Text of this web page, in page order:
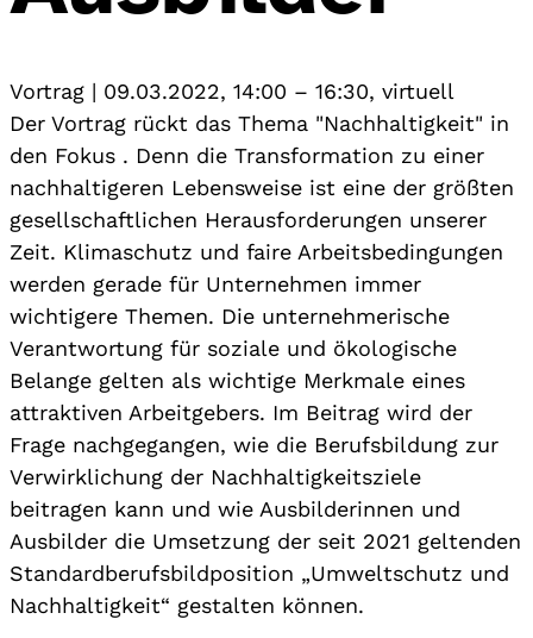
Vortrag | 09.03.2022, 14:00 – 16:30, virtuell
Der Vortrag rückt das Thema "Nachhaltigkeit" in
den Fokus . Denn die Transformation zu einer
nachhaltigeren Lebensweise ist eine der größten
gesellschaftlichen Herausforderungen unserer
Zeit. Klimaschutz und faire Arbeitsbedingungen
werden gerade für Unternehmen immer
wichtigere Themen. Die unternehmerische
Verantwortung für soziale und ökologische
Belange gelten als wichtige Merkmale eines
attraktiven Arbeitgebers. Im Beitrag wird der
Frage nachgegangen, wie die Berufsbildung zur
Verwirklichung der Nachhaltigkeitsziele
beitragen kann und wie Ausbilderinnen und
Ausbilder die Umsetzung der seit 2021 geltenden
Standardberufsbildposition „Umweltschutz und
Nachhaltigkeit“ gestalten können.